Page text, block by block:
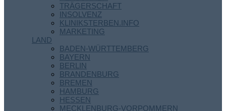
TRÄGERSCHAFT
INSOLVENZ
KLINIKSTERBEN.INFO
MARKETING
LAND
BADEN-WÜRTTEMBERG
BAYERN
BERLIN
BRANDENBURG
BREMEN
HAMBURG
HESSEN
MECKLENBURG-VORPOMMERN